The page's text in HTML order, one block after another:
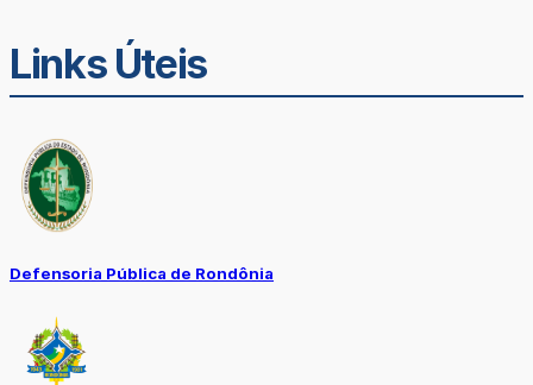
Links Úteis
Defensoria Pública de Rondônia